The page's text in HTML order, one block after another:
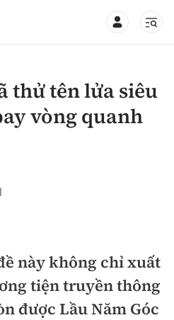
thử tên lửa siêu
vòng quanh
này không chỉ xuất
tiện truyền thông
được Lầu Năm Góc